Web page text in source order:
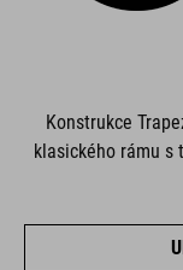
Konstrukce
klasického rámu s